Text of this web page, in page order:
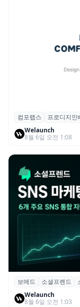
컴포랩스, 프
드 투자 유치
컴포랩스 프로디지인
Welaunch
8월 6일 오전 1:08
보메드 ‘소셜
SNS 마케팅 통
보메드 소셜프렌드
Welaunch
8월 6일 오전 1:03